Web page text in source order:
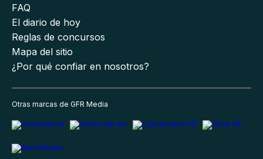
FAQ
El diario de hoy
Reglas de concursos
Mapa del sitio
¿Por qué confiar en nosotros?
Otras marcas de GFR Media